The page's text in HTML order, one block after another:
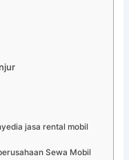
jasa rental mobil
Sewa Mobil